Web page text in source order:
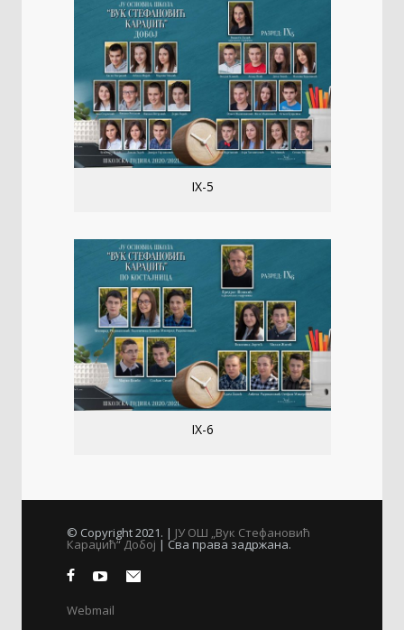
IX-5
IX-6
© Copyright 2021. | ЈУ ОШ „Вук Стефановић
Караџић“ Добој | Сва права задржана.
Webmail